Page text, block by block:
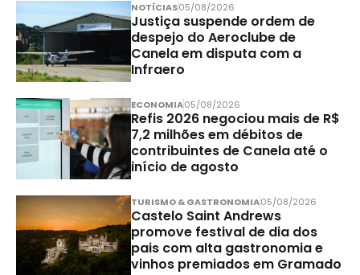
NOTÍCIAS05/08/2026
Justiça suspende ordem de
despejo do Aeroclube de
Canela em disputa com a
Infraero
ECONOMIA05/08/2026
Refis 2026 negociou mais de R$
7,2 milhões em débitos de
contribuintes de Canela até o
início de agosto
TURISMO & GASTRONOMIA05/08/2026
Castelo Saint Andrews
promove festival de dia dos
pais com alta gastronomia e
vinhos premiados em Gramado